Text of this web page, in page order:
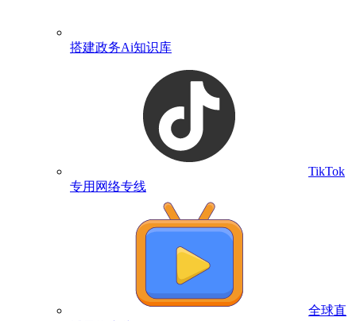
搭建政务Ai知识库
TikTok
专用网络专线
全球直